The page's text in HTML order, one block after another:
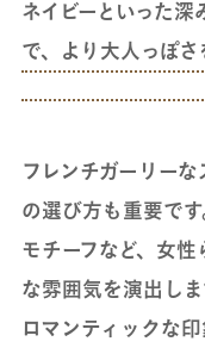
ネイビーといった深
で、より大人っぽさ
フレンチガーリー
の選び方も重要で
モチーフなど、女
な雰囲気を演出し
ロマンティックな